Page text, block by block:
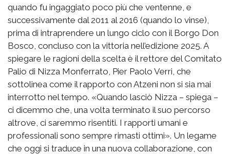
quando fu ingaggiato poco più che ventenne, e
successivamente dal 2011 al 2016 (quando lo vinse),
prima di intraprendere un lungo ciclo con il Borgo Don
Bosco, concluso con la vittoria nell’edizione 2025. A
spiegare le ragioni della scelta è il rettore del Comitato
Palio di Nizza Monferrato, Pier Paolo Verri, che
sottolinea come il rapporto con Atzeni non si sia mai
interrotto nel tempo. «Quando lasciò Nizza – spiega –
ci dicemmo che, una volta terminato il suo percorso
altrove, ci saremmo risentiti. I rapporti umani e
professionali sono sempre rimasti ottimi». Un legame
che oggi si traduce in una nuova collaborazione, con